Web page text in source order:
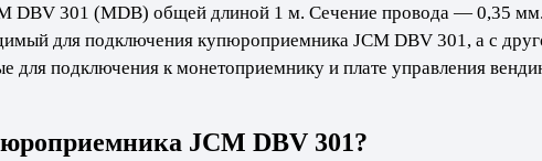
301
DBV 301 (MDB) общей длиной 1 м. Сечение провода — 0,35 мм.
для подключения купюроприемника JCM DBV 301, а с
для подключения к монетоприемнику и плате управления
JCM DBV 301?